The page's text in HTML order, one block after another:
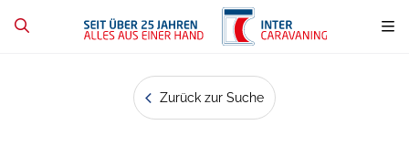
Zurück zur Suche